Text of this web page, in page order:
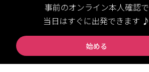
事前のオンライン本人確認で
当日はすぐに出発できます ♪
始める